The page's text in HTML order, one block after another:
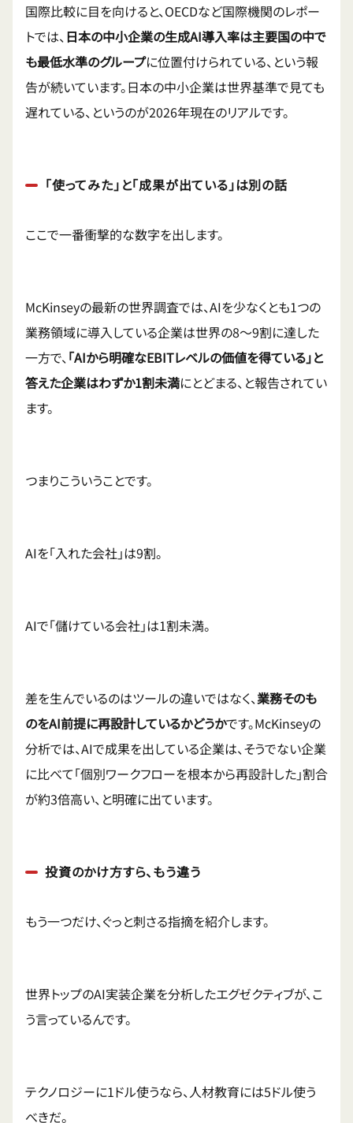
国際比較に目を向けると、OECDなど国際機関のレポー
トでは、 日本の中小企業の生成AI導入率は主要国の中で
も最低水準のグループに位置付けられている、という報
告が続いています。日本の中小企業は世界基準で見ても
遅れている、というのが2026年現在のリアルです。
「使ってみた」と「成果が出ている」は別の話
ここで一番衝撃的な数字を出します。
McKinseyの最新の世界調査では、AIを少なくとも1つの
業務領域に導入している企業は世界の8〜9割に達した
一方で、 「AIから明確なEBITレベルの価値を得ている」と
答えた企業はわずか1割未満にとどまる、と報告されてい
ます。
つまりこういうことです。
AIを「入れた会社」は9割。
AIで「儲けている会社」は1割未満。
差を生んでいるのはツールの違いではなく、業務そのも
のをAI前提に再設計しているかどうかです。McKinseyの
分析では、AIで成果を出している企業は、そうでない企業
に比べて「個別ワークフローを根本から再設計した」割合
が約3倍高い、と明確に出ています。
投資のかけ方すら、もう違う
もう一つだけ、ぐっと刺さる指摘を紹介します。
世界トップのAI実装企業を分析したエグゼクティブが、こ
う言っているんです。
テクノロジーに1ドル使うなら、人材教育には5ドル使う
べきだ。